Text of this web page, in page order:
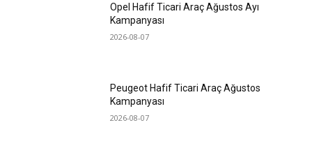
Opel Hafif Ticari Araç Ağustos Ayı
Kampanyası
2026-08-07
Peugeot Hafif Ticari Araç Ağustos
Kampanyası
2026-08-07